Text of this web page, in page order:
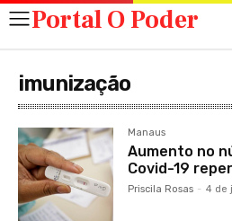
Portal O Poder
imunização
Manaus
Aumento no
Covid-19
Priscila Rosas - 4 de